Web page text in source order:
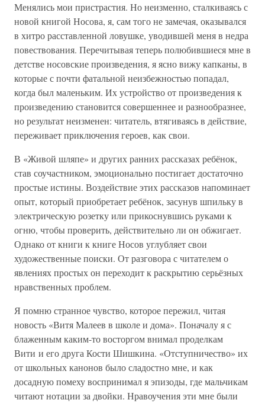
Менялись мои пристрастия. Но неизменно, сталкиваясь с
новой книгой Носова, я, сам того не замечая, оказывался
в хитро расставленной ловушке, уводившей меня в недра
повествования. Перечитывая теперь полюбившиеся мне в
детстве носовские произведения, я ясно вижу капканы, в
которые с почти фатальной неизбежностью попадал,
когда был маленьким. Их устройство от произведения к
произведению становится совершеннее и разнообразнее,
но результат неизменен: читатель, втягиваясь в действие,
переживает приключения героев, как свои.
В «Живой шляпе» и других ранних рассказах ребёнок,
став соучастником, эмоционально постигает достаточно
простые истины. Воздействие этих рассказов напоминает
опыт, который приобретает ребёнок, засунув шпильку в
электрическую розетку или прикоснувшись руками к
огню, чтобы проверить, действительно ли он обжигает.
Однако от книги к книге Носов углубляет свои
художественные поиски. От разговора с читателем о
явлениях простых он переходит к раскрытию серьёзных
нравственных проблем.
Я помню странное чувство, которое пережил, читая
новость «Витя Малеев в школе и дома». Поначалу я с
блаженным каким-то восторгом внимал проделкам
Вити и его друга Кости Шишкина. «Отступничество» их
от школьных канонов было сладостно мне, и как
досадную помеху воспринимал я эпизоды, где мальчикам
читают нотации за двойки. Нравоучения эти мне были